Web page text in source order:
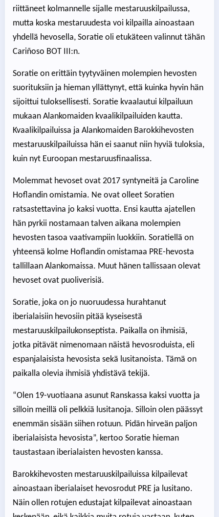
riittäneet kolmannelle sijalle mestaruuskilpailussa,
mutta koska mestaruudesta voi kilpailla ainoastaan
yhdellä hevosella, Soratie oli etukäteen valinnut tähän
Cariñoso BOT III:n.
Soratie on erittäin tyytyväinen molempien hevosten
suorituksiin ja hieman yllättynyt, että kuinka hyvin hän
sijoittui tuloksellisesti. Soratie kvaalautui kilpailuun
mukaan Alankomaiden kvaalikilpailuiden kautta.
Kvaalikilpailuissa ja Alankomaiden Barokkihevosten
mestaruuskilpailuissa hän ei saanut niin hyviä tuloksia,
kuin nyt Euroopan mestaruusfinaalissa.
Molemmat hevoset ovat 2017 syntyneitä ja Caroline
Hoflandin omistamia. Ne ovat olleet Soratien
ratsastettavina jo kaksi vuotta. Ensi kautta ajatellen
hän pyrkii nostamaan talven aikana molempien
hevosten tasoa vaativampiin luokkiin. Soratiellä on
yhteensä kolme Hoflandin omistamaa PRE-hevosta
tallillaan Alankomaissa. Muut hänen tallissaan olevat
hevoset ovat puoliverisiä.
Soratie, joka on jo nuoruudessa hurahtanut
iberialaisiin hevosiin pitää kyseisestä
mestaruuskilpailukonseptista. Paikalla on ihmisiä,
jotka pitävät nimenomaan näistä hevosroduista, eli
espanjalaisista hevosista sekä lusitanoista. Tämä on
paikalla olevia ihmisiä yhdistävä tekijä.
“Olen 19-vuotiaana asunut Ranskassa kaksi vuotta ja
silloin meillä oli pelkkiä lusitanoja. Silloin olen päässyt
enemmän sisään siihen rotuun. Pidän hirveän paljon
iberialaisista hevosista”, kertoo Soratie hieman
taustastaan iberialaisten hevosten kanssa.
Barokkihevosten mestaruuskilpailuissa kilpailevat
ainoastaan iberialaiset hevosrodut PRE ja lusitano.
Näin ollen rotujen edustajat kilpailevat ainoastaan